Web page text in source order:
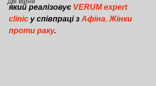
який реалізовує VERUM expert
clinic у співпраці з Афіна. Жінки
проти раку.